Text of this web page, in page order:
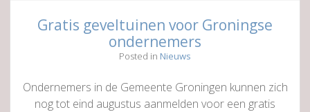
Gratis geveltuinen voor Groningse
ondernemers
Posted in Nieuws
Ondernemers in de Gemeente Groningen kunnen zich
nog tot eind augustus aanmelden voor een gratis